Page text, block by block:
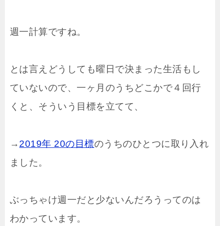
週一計算ですね。
とは言えどうしても曜日で決まった生活もし
ていないので、一ヶ月のうちどこかで４回行
くと、そういう目標を立てて、
→ 2019年 20の目標のうちのひとつに取り入れ
ました。
ぶっちゃけ週一だと少ないんだろうってのは
わかっています。